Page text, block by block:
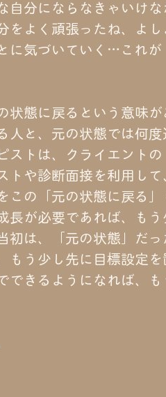
自分にならなきゃいけ
をよく頑張ったね、よ
に気づいていく…これが
状態に戻るという意味
人と、元の状態では何
ストは、クライエント
トや診断面接を利用し
この「元の状態に戻る
長が必要であれば、も
初は、「元の状態」だ
もう少し先に目標設定を
できるようになれば、